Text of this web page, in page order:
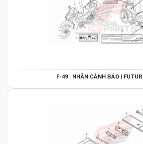
F-49 | NHÃN CẢNH BÁO |